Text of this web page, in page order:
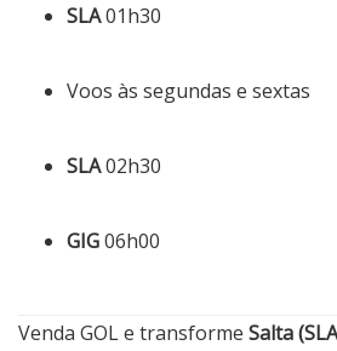
SLA01h30
Voos às segundas e sextas
SLA02h30
GIG06h00
Venda GOL e transforme Salta